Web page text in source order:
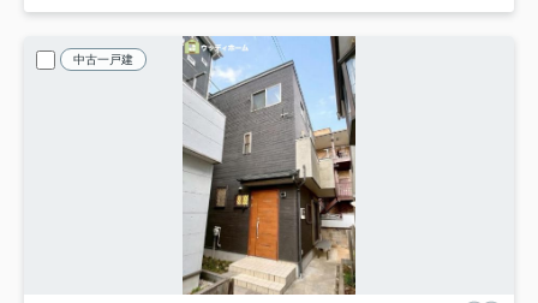
中古一戸建